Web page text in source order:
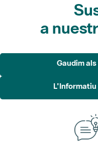
a
Gaudim